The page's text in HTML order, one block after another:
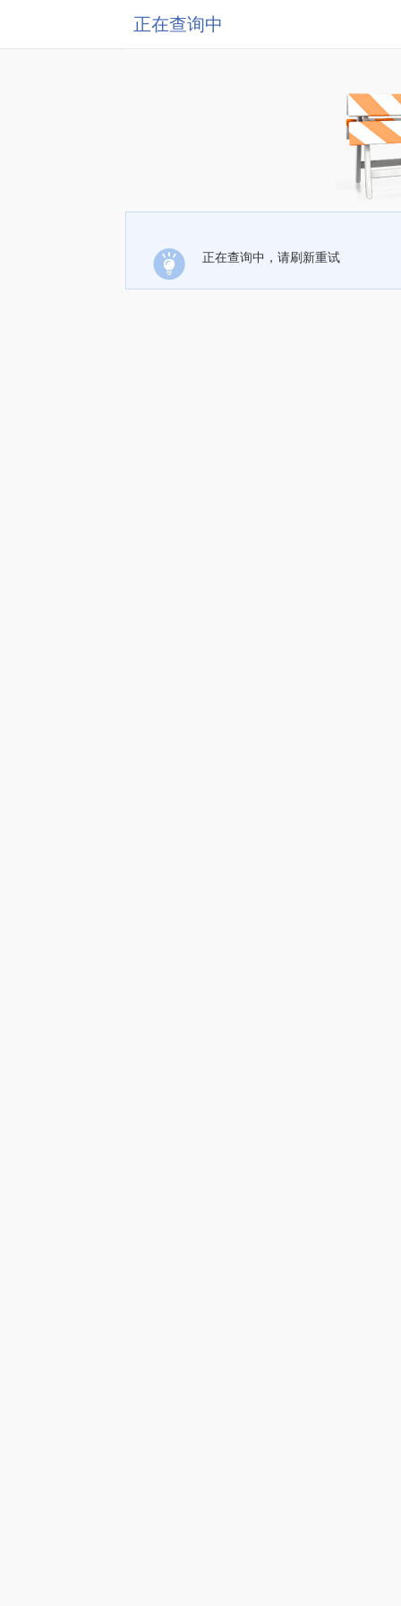
正在查询中
正在查询中，请刷新重试